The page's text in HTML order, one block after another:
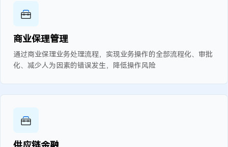
商业保理管理
通过商业保理业务处理流程，实现业务操作的全部流程化、审批
化、减少人为因素的错误发生，降低操作风险